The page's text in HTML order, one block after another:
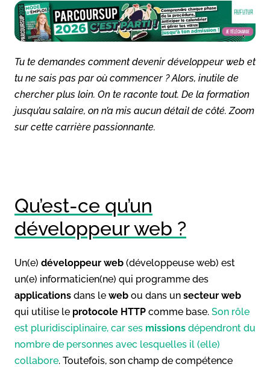
Tu te demandes comment devenir développeur web et
tu ne sais pas par où commencer ? Alors, inutile de
chercher plus loin. On te raconte tout. De la formation
jusqu’au salaire, on n’a mis aucun détail de côté. Zoom
sur cette carrière passionnante.
Qu’est-ce qu’un
développeur web ?
Un(e) développeur web (développeuse web) est
un(e) informaticien(ne) qui programme des
applications dans le web ou dans un secteur web
qui utilise le protocole HTTP comme base. Son rôle
est pluridisciplinaire, car ses missions dépendront du
nombre de personnes avec lesquelles il (elle)
collabore. Toutefois, son champ de compétence